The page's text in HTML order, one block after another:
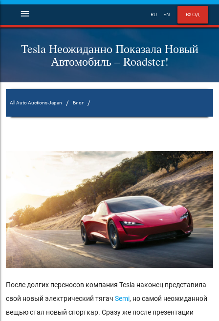
ВХОД
RU EN
menu
Tesla Неожиданно Показала Новый
Автомобиль – Roadster!
All Auto Auctions Japan / Блог /
После долгих переносов компания Tesla наконец представила
свой новый электрический тягач Semi, но самой неожиданной
вещью стал новый спорткар. Сразу же после презентации